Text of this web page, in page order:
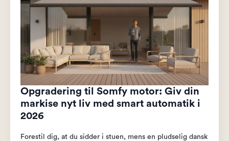
Opgradering til Somfy motor: Giv din
markise nyt liv med smart automatik i
2026
Forestil dig, at du sidder i stuen, mens en pludselig dansk